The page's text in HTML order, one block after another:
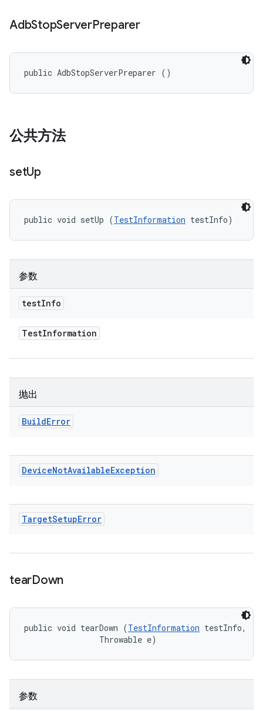
AdbStopServerPreparer
public AdbStopServerPreparer ()
公共方法
setUp
public void setUp (TestInformation testInfo)
参数
testInfo
TestInformation
抛出
BuildError
DeviceNotAvailableException
TargetSetupError
tearDown
public void tearDown (TestInformation testInfo,
                Throwable e)
参数